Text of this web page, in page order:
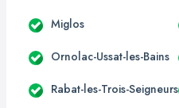
Miglos
Ornolac-Ussat-les-Bains
Rabat-les-Trois-Seigneurs